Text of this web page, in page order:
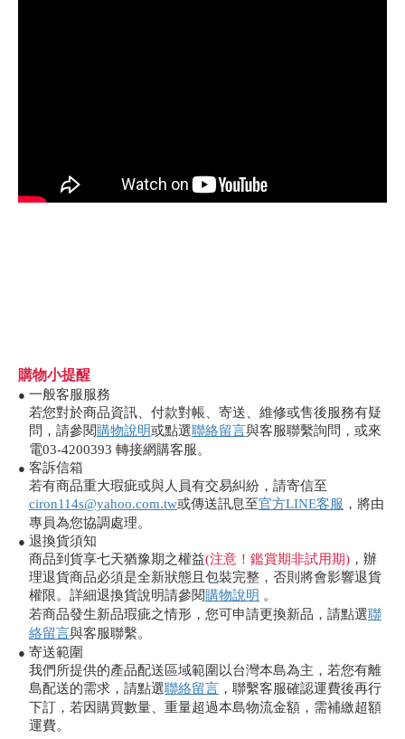
購物小提醒
● 一般客服服務
若您對於商品資訊、付款對帳、寄送、維修或售後服務有疑
問，請參閱購物說明或點選聯絡留言與客服聯繫詢問，或來
電03-4200393 轉接網購客服。
● 客訴信箱
若有商品重大瑕疵或與人員有交易糾紛，請寄信至
ciron114s@yahoo.com.tw或傳送訊息至官方LINE客服 ，將由
專員為您協調處理。
● 退換貨須知
商品到貨享七天猶豫期之權益(注意！鑑賞期非試用期) ，辦
理退貨商品必須是全新狀態且包裝完整，否則將會影響退貨
權限。詳細退換貨說明請參閱購物說明 。
若商品發生新品瑕疵之情形，您可申請更換新品，請點選聯
絡留言與客服聯繫。
● 寄送範圍
我們所提供的產品配送區域範圍以台灣本島為主，若您有離
島配送的需求，請點選聯絡留言 ，聯繫客服確認運費後再行
下訂，若因購買數量、重量超過本島物流金額，需補繳超額
運費。